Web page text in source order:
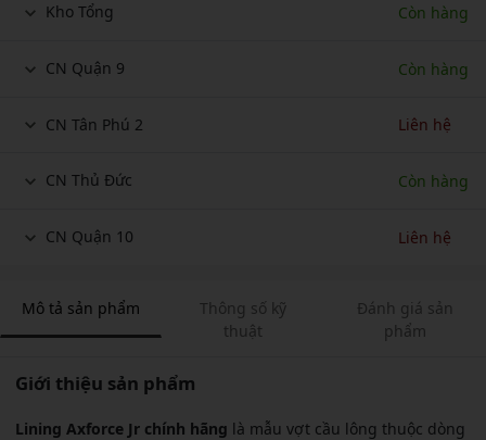
Kho Tổng Còn hàng
CN Quận 9 Còn hàng
CN Tân Phú 2 Liên hệ
CN Thủ Đức Còn hàng
CN Quận 10 Liên hệ
Mô tả sản phẩm
Thông số kỹ
thuật
Đánh giá sản
phẩm
Giới thiệu sản phẩm
Lining Axforce Jr chính hãng là mẫu vợt cầu lông thuộc dòng